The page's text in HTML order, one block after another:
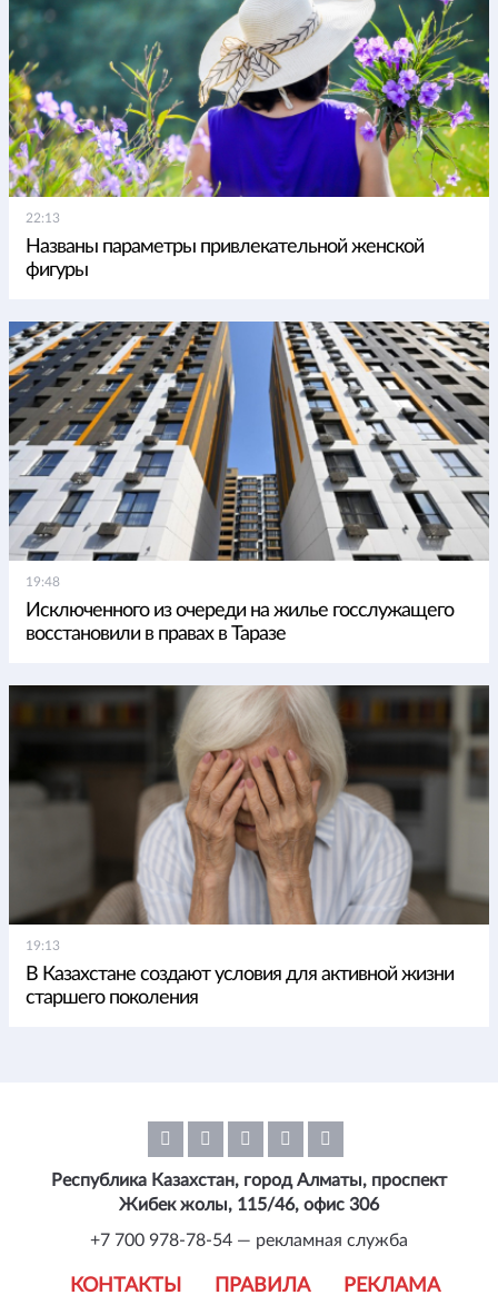
22:13
Названы параметры привлекательной женской
фигуры
19:48
Исключенного из очереди на жилье госслужащего
восстановили в правах в Таразе
19:13
В Казахстане создают условия для активной жизни
старшего поколения
КОНТАКТЫ ПРАВИЛА РЕКЛАМА
Республика Казахстан, город Алматы, проспект
Жибек жолы, 115/46, офис 306
+7 700 978-78-54 — рекламная служба